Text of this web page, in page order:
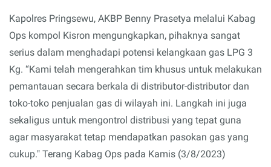
Kapolres Pringsewu, AKBP Benny Prasetya melalui Kabag
Ops kompol Kisron mengungkapkan, pihaknya sangat
serius dalam menghadapi potensi kelangkaan gas LPG 3
Kg. “Kami telah mengerahkan tim khusus untuk melakukan
pemantauan secara berkala di distributor-distributor dan
toko-toko penjualan gas di wilayah ini. Langkah ini juga
sekaligus untuk mengontrol distribusi yang tepat guna
agar masyarakat tetap mendapatkan pasokan gas yang
cukup." Terang Kabag Ops pada Kamis (3/8/2023)